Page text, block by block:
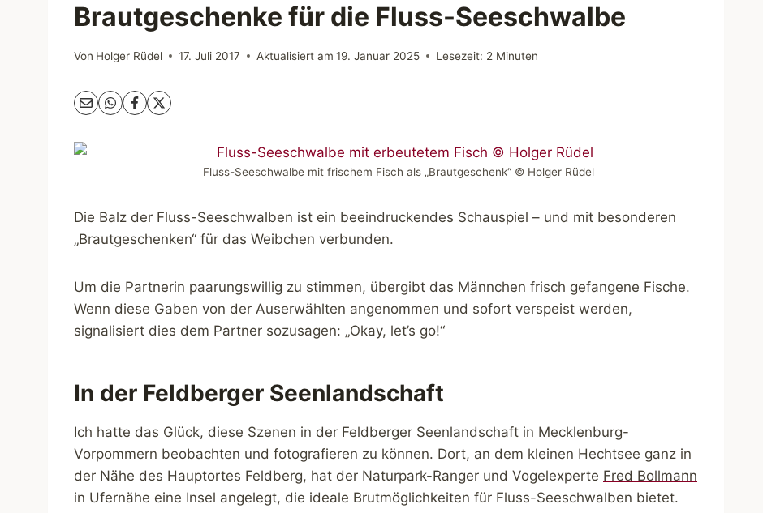
Brautgeschenke für die Fluss-Seeschwalbe
Von Holger Rüdel 17. Juli 2017 Aktualisiert am 19. Januar 2025 Lesezeit: 2 Minuten
Fluss-Seeschwalbe mit frischem Fisch als „Brautgeschenk“ © Holger Rüdel
Die Balz der Fluss-Seeschwalben ist ein beeindruckendes Schauspiel – und mit besonderen
„Brautgeschenken“ für das Weibchen verbunden.
Um die Partnerin paarungswillig zu stimmen, übergibt das Männchen frisch gefangene Fische.
Wenn diese Gaben von der Auserwählten angenommen und sofort verspeist werden,
signalisiert dies dem Partner sozusagen: „Okay, let’s go!“
In der Feldberger Seenlandschaft
Ich hatte das Glück, diese Szenen in der Feldberger Seenlandschaft in Mecklenburg-
Vorpommern beobachten und fotografieren zu können. Dort, an dem kleinen Hechtsee ganz in
der Nähe des Hauptortes Feldberg, hat der Naturpark-Ranger und Vogelexperte Fred Bollmann
in Ufernähe eine Insel angelegt, die ideale Brutmöglichkeiten für Fluss-Seeschwalben bietet.